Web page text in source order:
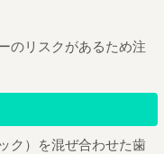
のリスクがあるため注
ク）を混ぜ合わせた歯